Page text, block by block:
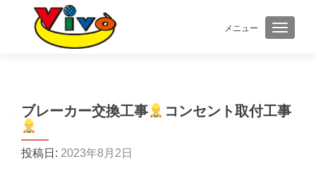
メニュー ナビゲ
ブレーカー交換工事 コンセント取付工事
投稿日: 2023年8月2日